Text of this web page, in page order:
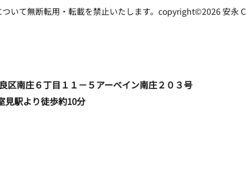
いて無断転用・転載を禁止いたします。copyright©2026 安永
見駅より徒歩約10分
良区南庄６丁目１１－５アーベイン南庄２０３号